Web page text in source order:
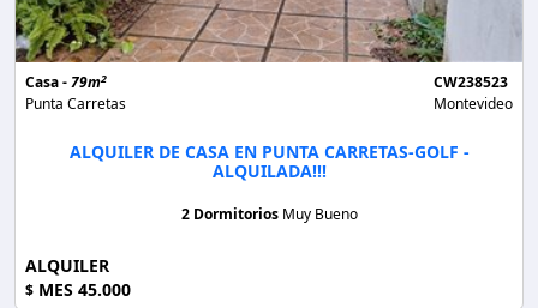
Casa -79m2
Punta Carretas
CW238523
Montevideo
ALQUILER DE CASA EN PUNTA CARRETAS-GOLF -
ALQUILADA!!!
2 Dormitorios Muy Bueno
ALQUILER
$ MES 45.000